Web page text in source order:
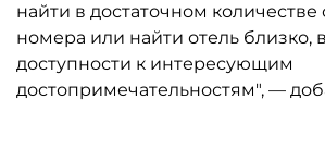
найти в достаточном
номера или найти отель близко,
доступности к интересующим
достопримечательностям", —